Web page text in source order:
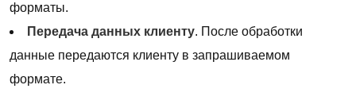
форматы.
Передача данных клиенту. После обработки
данные передаются клиенту в запрашиваемом
формате.